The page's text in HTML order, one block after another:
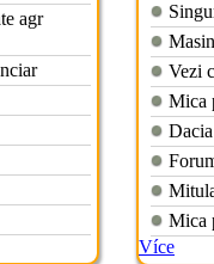
agr
Vezi
Mica
Mica
Více